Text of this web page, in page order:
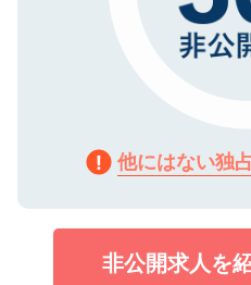
他にはない独
非公開求人を